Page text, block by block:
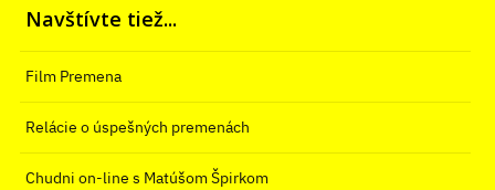
Navštívte tiež...
Film Premena
Relácie o úspešných premenách
Chudni on-line s Matúšom Špirkom